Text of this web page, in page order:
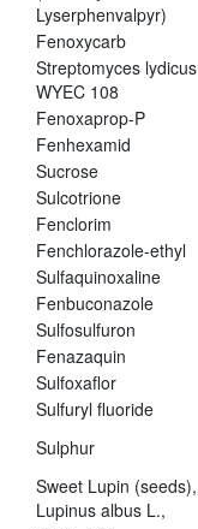
Lyserphenvalpyr)
Fenoxycarb
Streptomyces lydicus
WYEC 108
Fenoxaprop-P
Fenhexamid
Sucrose
Sulcotrione
Fenclorim
Fenchlorazole-ethyl
Sulfaquinoxaline
Fenbuconazole
Sulfosulfuron
Fenazaquin
Sulfoxaflor
Sulfuryl fluoride
Sulphur
Sweet Lupin (seeds),
Lupinus albus L.,